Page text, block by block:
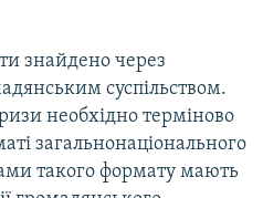
знайдено через
суспільством.
необхідно терміново
загальнонаціонального
такого формату мають